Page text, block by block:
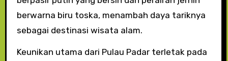
berwarna biru toska, menambah daya tariknya
sebagai destinasi wisata alam.
Keunikan utama dari Pulau Padar terletak pada